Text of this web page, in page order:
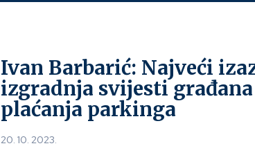
Ivan Barbarić: Najveći
izgradnja svijesti
plaćanja parkinga
20. 10. 2023.